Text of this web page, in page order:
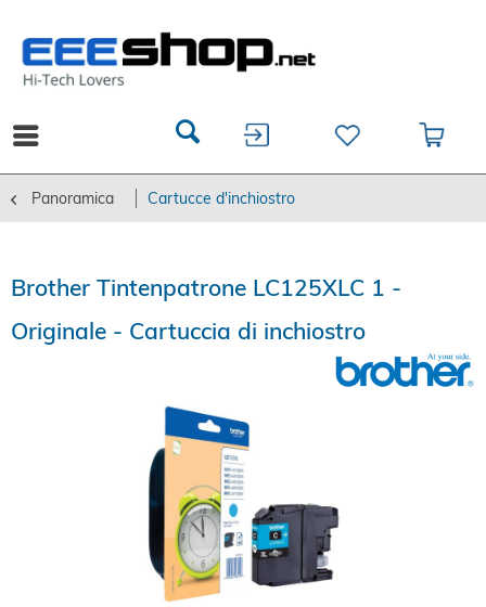
Panoramica Cartucce d'inchiostro
Brother Tintenpatrone LC125XLC 1 -
Originale - Cartuccia di inchiostro